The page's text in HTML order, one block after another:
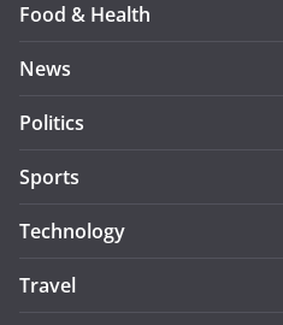
Food & Health
News
Politics
Sports
Technology
Travel